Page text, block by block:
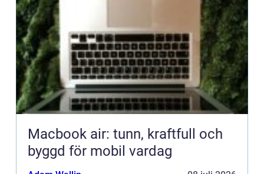
Macbook air: tunn, kraftfull och
byggd för mobil vardag